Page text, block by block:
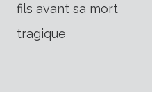
l’article
fils avant sa mort
tragique